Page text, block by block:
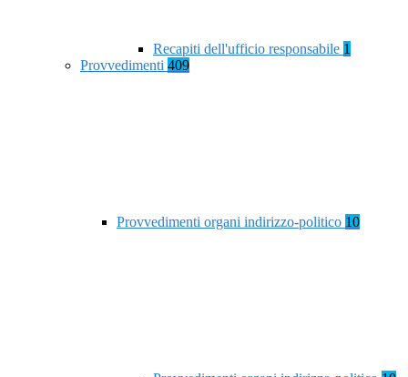
Recapiti dell'ufficio responsabile 1
Provvedimenti 409
Provvedimenti organi indirizzo-politico 10